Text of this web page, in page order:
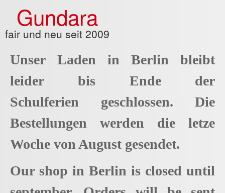
Gundara
fair und neu seit 2009
Unser Laden in Berlin bleibt
leider bis Ende der
Schulferien geschlossen. Die
Bestellungen werden die letze
Woche von August gesendet.
Our shop in Berlin is closed until